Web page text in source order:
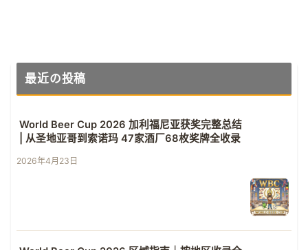
最近の投稿
World Beer Cup 2026 加利福尼亚获奖完整总结
| 从圣地亚哥到索诺玛 47家酒厂68枚奖牌全收录
2026年4月23日